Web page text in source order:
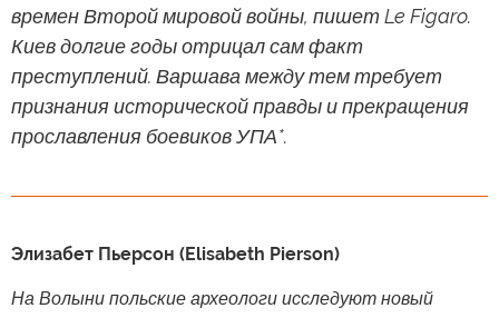
времен Второй мировой войны, пишет Le Figaro.
Киев долгие годы отрицал сам факт
преступлений. Варшава между тем требует
признания исторической правды и прекращения
прославления боевиков УПА*.
Элизабет Пьерсон (Elisabeth Pierson)
На Волыни польские археологи исследуют новый